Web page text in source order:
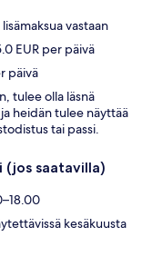
vastaan
EUR per päivä
päivä
tulee olla läsnä
heidän tulee näyttää
tai passi.
(jos saatavilla)
kesäkuusta